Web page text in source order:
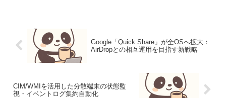
Google「Quick Share」が全OSへ拡大：
AirDropとの相互運用を目指す新戦略
CIM/WMIを活用した分散端末の状態監
視・イベントログ集約自動化